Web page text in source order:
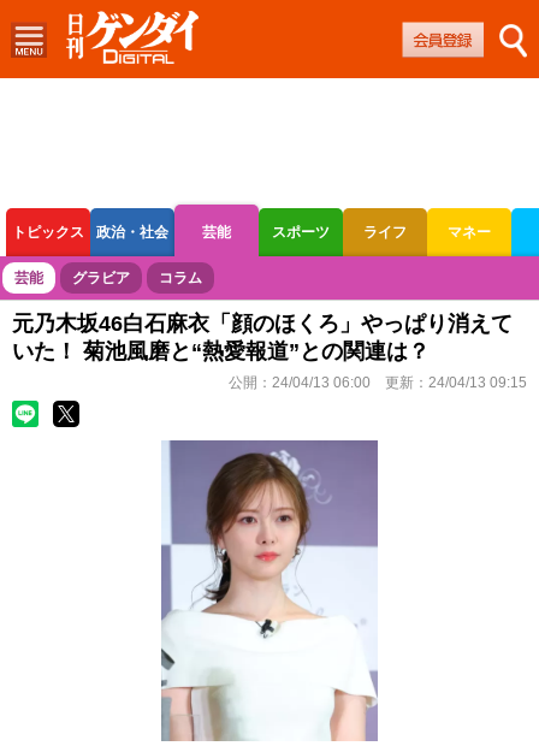
トピックス 政治・社会 芸能 スポーツ ライフ マネー
ボートレース 競輪 オートレース
芸能 グラビア コラム
元乃木坂46白石麻衣「顔のほくろ」やっぱり消えて
いた！ 菊池風磨と“熱愛報道”との関連は？
公開： 24/04/13 06:00 更新： 24/04/13 09:15